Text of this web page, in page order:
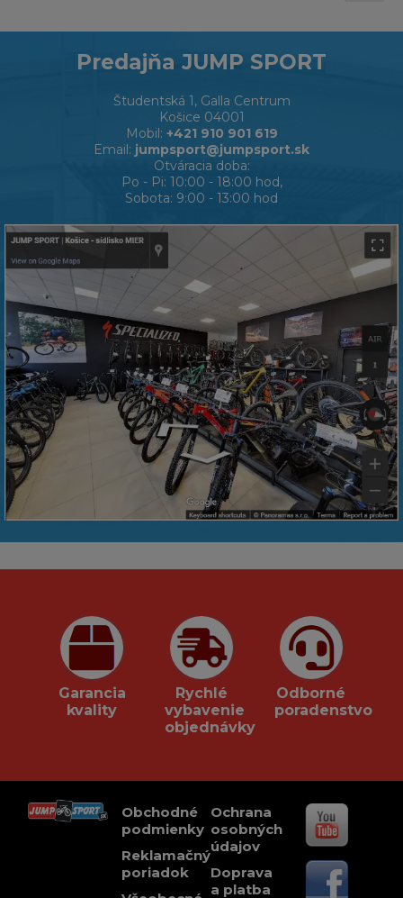
Predajňa JUMP SPORT
Študentská 1, Galla Centrum
Košice 04001
Mobil: +421 910 901 619
Email: jumpsport@jumpsport.sk
Otváracia doba:
Po - Pi: 10:00 - 18:00 hod,
Sobota: 9:00 - 13:00 hod
Garancia
kvality
Rychlé
vybavenie
objednávky
Odborné
poradenstvo
Obchodné
podmienky
Reklamačný
poriadok
Ochrana
osobných
údajov
Doprava
a platba